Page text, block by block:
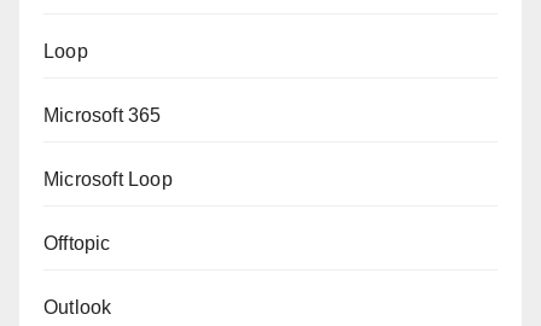
Loop
Microsoft 365
Microsoft Loop
Offtopic
Outlook